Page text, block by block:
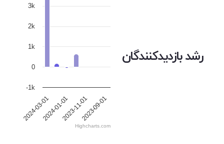
رشد بازدیدکنندگان
2024-03-012024-01-012023-11-012023-09-01
-1k
0
1k
2k
3k
Highcharts.com